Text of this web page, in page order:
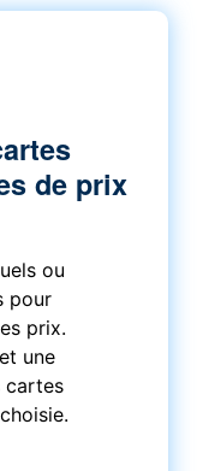
de prix
ou
pour
prix.
une
cartes